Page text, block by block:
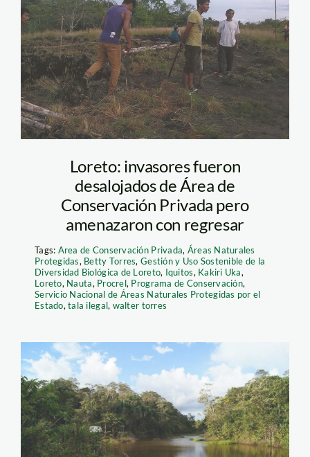
Uka
Loreto: invasores fueron
desalojados de Área de
Conservación Privada pero
amenazaron con regresar
Tags: Area de Conservación Privada, Áreas Naturales
Protegidas, Betty Torres,Gestión y Uso Sostenible de la
Diversidad Biológica de Loreto, Iquitos, Kakiri Uka,
Loreto, Nauta, Procrel, Programa de Conservación,
Servicio Nacional de Áreas Naturales Protegidas por el
Estado,tala ilegal, walter torres
ACP Kakiri-Uka-4